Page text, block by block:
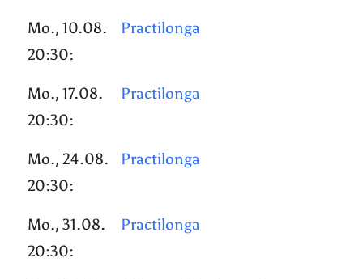
Mo., 10.08.
20:30:
Practilonga
Mo., 17.08.
20:30:
Practilonga
Mo., 24.08.
20:30:
Practilonga
Mo., 31.08.
20:30:
Practilonga